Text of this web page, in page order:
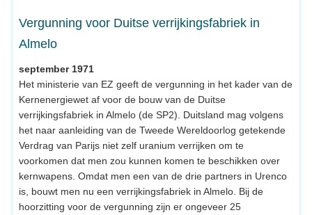
Vergunning voor Duitse verrijkingsfabriek in
Almelo
september 1971
Het ministerie van EZ geeft de vergunning in het kader van de
Kernenergiewet af voor de bouw van de Duitse
verrijkingsfabriek in Almelo (de SP2). Duitsland mag volgens
het naar aanleiding van de Tweede Wereldoorlog getekende
Verdrag van Parijs niet zelf uranium verrijken om te
voorkomen dat men zou kunnen komen te beschikken over
kernwapens. Omdat men een van de drie partners in Urenco
is, bouwt men nu een verrijkingsfabriek in Almelo. Bij de
hoorzitting voor de vergunning zijn er ongeveer 25